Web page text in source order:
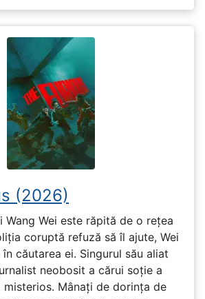
(2026)
Wang Wei este răpită de o rețea
coruptă refuză să îl ajute, Wei
căutarea ei. Singurul său aliat
neobosit a cărui soție a
Mânați de dorința de